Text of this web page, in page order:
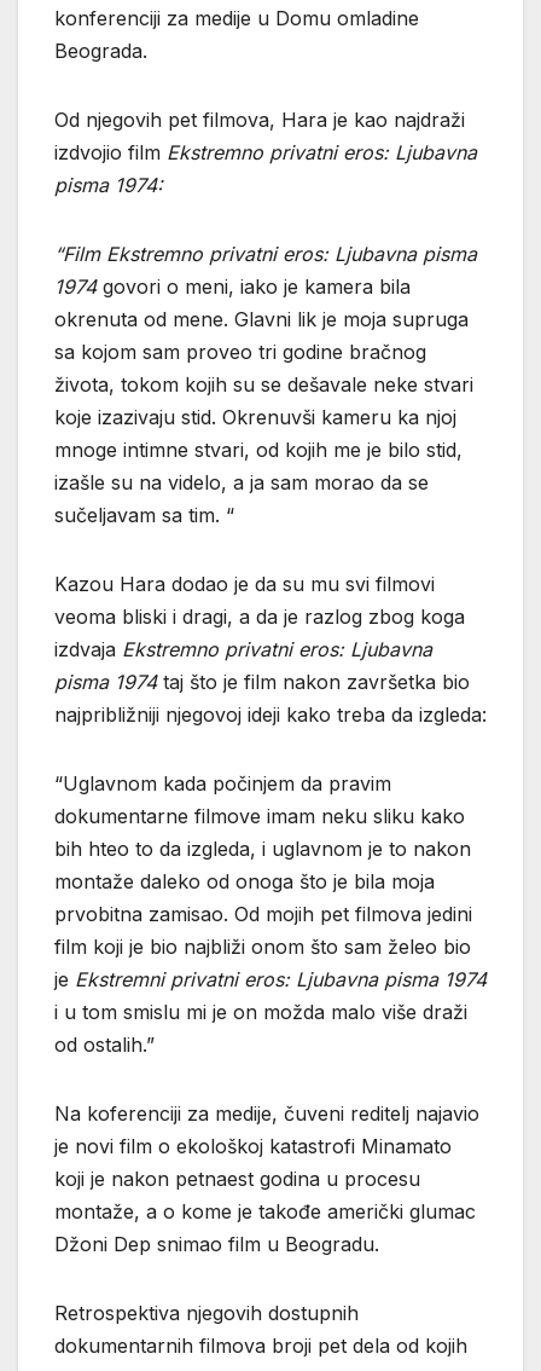
konferenciji za medije u Domu omladine
Beograda.
Od njegovih pet filmova, Hara je kao najdraži
izdvojio film Ekstremno privatni eros: Ljubavna
pisma 1974:
“Film Ekstremno privatni eros: Ljubavna pisma
1974govori o meni, iako je kamera bila
okrenuta od mene. Glavni lik je moja supruga
sa kojom sam proveo tri godine bračnog
života, tokom kojih su se dešavale neke stvari
koje izazivaju stid. Okrenuvši kameru ka njoj
mnoge intimne stvari, od kojih me je bilo stid,
izašle su na videlo, a ja sam morao da se
sučeljavam sa tim. “
Kazou Hara dodao je da su mu svi filmovi
veoma bliski i dragi, a da je razlog zbog koga
izdvaja Ekstremno privatni eros: Ljubavna
pisma 1974taj što je film nakon završetka bio
najpribližniji njegovoj ideji kako treba da izgleda:
“Uglavnom kada počinjem da pravim
dokumentarne filmove imam neku sliku kako
bih hteo to da izgleda, i uglavnom je to nakon
montaže daleko od onoga što je bila moja
prvobitna zamisao. Od mojih pet filmova jedini
film koji je bio najbliži onom što sam želeo bio
je Ekstremni privatni eros: Ljubavna pisma 1974
i u tom smislu mi je on možda malo više draži
od ostalih.”
Na koferenciji za medije, čuveni reditelj najavio
je novi film o ekološkoj katastrofi Minamato
koji je nakon petnaest godina u procesu
montaže, a o kome je takođe američki glumac
Džoni Dep snimao film u Beogradu.
Retrospektiva njegovih dostupnih
dokumentarnih filmova broji pet dela od kojih